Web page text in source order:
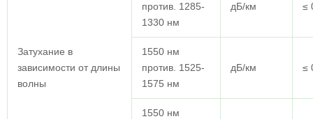
Затухание в
зависимости от длины
волны
против. 1285-
1330 нм
дБ/км ≤
1550 нм
против. 1525-
1575 нм
дБ/км ≤
1550 нм